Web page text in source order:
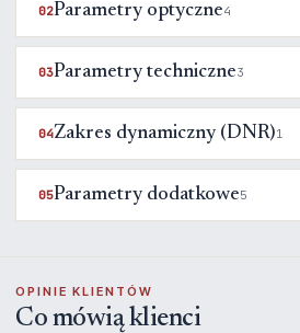
02Parametry optyczne4
03Parametry techniczne3
04Zakres dynamiczny (DNR)1
05Parametry dodatkowe5
OPINIE KLIENTÓW
Co mówią klienci